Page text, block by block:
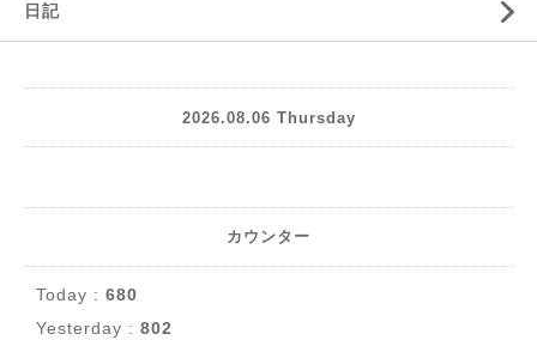
日記
2026.08.06 Thursday
カウンター
Today : 680
Yesterday : 802